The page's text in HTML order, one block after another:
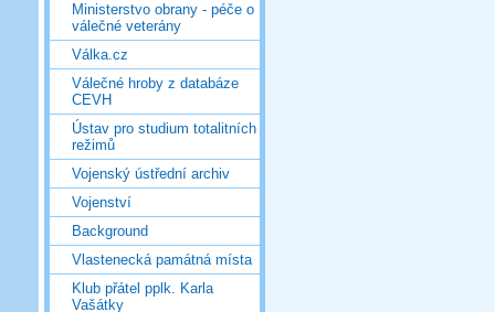
Ministerstvo obrany - péče o
válečné veterány
Válka.cz
Válečné hroby z databáze
CEVH
Ústav pro studium totalitních
režimů
Vojenský ústřední archiv
Vojenství
Background
Vlastenecká památná místa
Klub přátel pplk. Karla
Vašátky